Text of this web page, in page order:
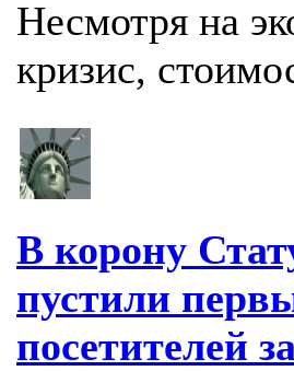
Несмотря на
кризис,
В корону
пустили
посетителей